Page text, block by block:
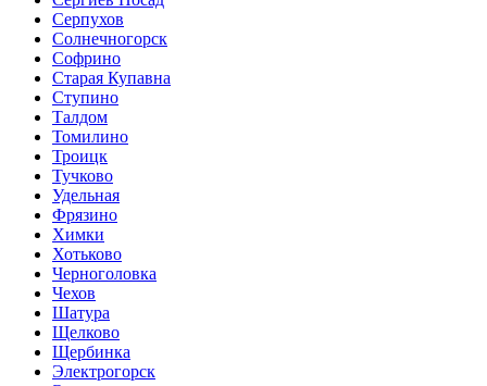
Серпухов
Солнечногорск
Софрино
Старая Купавна
Ступино
Талдом
Томилино
Троицк
Тучково
Удельная
Фрязино
Химки
Хотьково
Черноголовка
Чехов
Шатура
Щелково
Щербинка
Электрогорск